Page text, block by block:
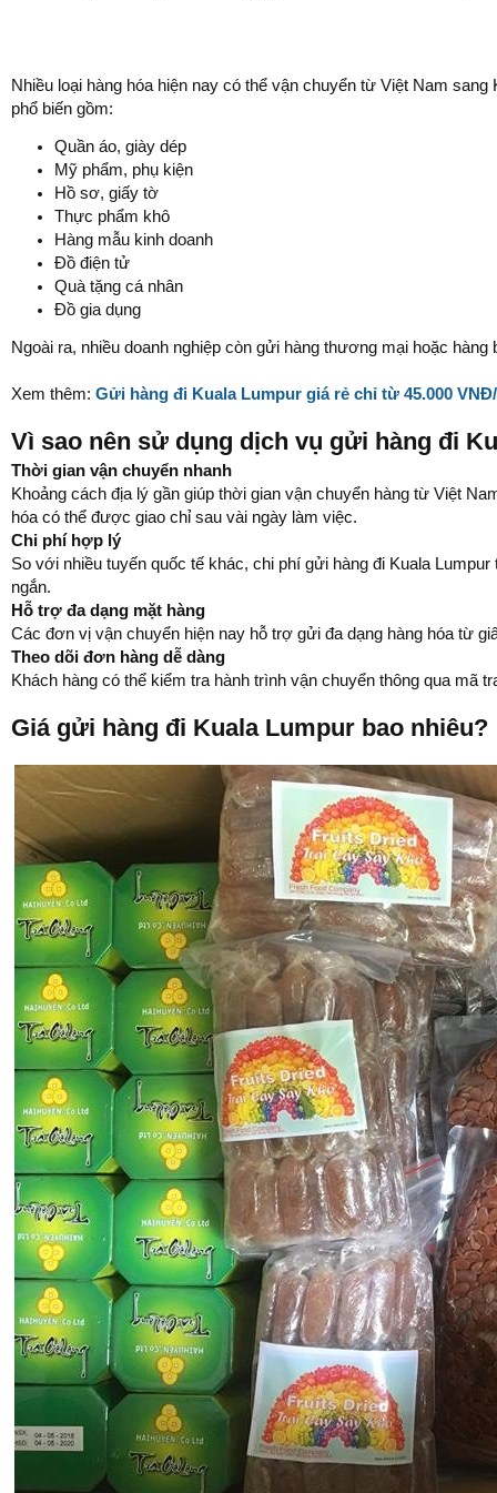
Nhiều loại hàng hóa hiện nay có thể vận chuyển từ Việt Nam
phổ biến gồm:
Quần áo, giày dép
Mỹ phẩm, phụ kiện
Hồ sơ, giấy tờ
Thực phẩm khô
Hàng mẫu kinh doanh
Đồ điện tử
Quà tặng cá nhân
Đồ gia dụng
Ngoài ra, nhiều doanh nghiệp còn gửi hàng thương mại hoặc
Xem thêm: Gửi hàng đi Kuala Lumpur giá rẻ chỉ từ 45.000
Vì sao nên sử dụng dịch vụ gửi hàng đi
Thời gian vận chuyển nhanh
Khoảng cách địa lý gần giúp thời gian vận chuyển hàng từ Việt
hóa có thể được giao chỉ sau vài ngày làm việc.
Chi phí hợp lý
So với nhiều tuyến quốc tế khác, chi phí gửi hàng đi Kuala
ngắn.
Hỗ trợ đa dạng mặt hàng
Các đơn vị vận chuyển hiện nay hỗ trợ gửi đa dạng hàng hóa từ
Theo dõi đơn hàng dễ dàng
Khách hàng có thể kiểm tra hành trình vận chuyển thông qua mã
Giá gửi hàng đi Kuala Lumpur bao nhiêu?